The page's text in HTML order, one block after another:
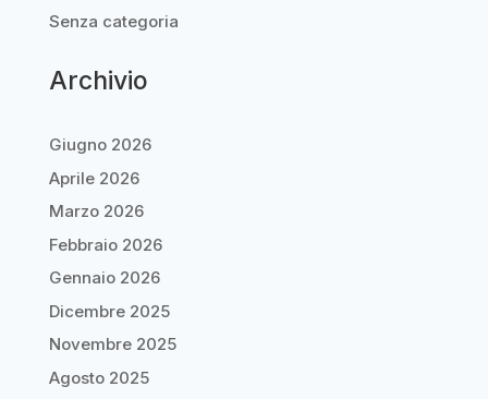
Senza categoria
Archivio
Giugno 2026
Aprile 2026
Marzo 2026
Febbraio 2026
Gennaio 2026
Dicembre 2025
Novembre 2025
Agosto 2025